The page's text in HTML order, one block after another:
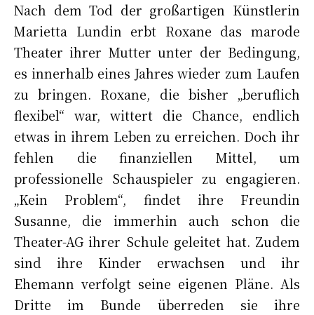
Nach dem Tod der großartigen Künstlerin
Marietta Lundin erbt Roxane das marode
Theater ihrer Mutter unter der Bedingung,
es innerhalb eines Jahres wieder zum Laufen
zu bringen. Roxane, die bisher „beruflich
flexibel“ war, wittert die Chance, endlich
etwas in ihrem Leben zu erreichen. Doch ihr
fehlen die finanziellen Mittel, um
professionelle Schauspieler zu engagieren.
„Kein Problem“, findet ihre Freundin
Susanne, die immerhin auch schon die
Theater-AG ihrer Schule geleitet hat. Zudem
sind ihre Kinder erwachsen und ihr
Ehemann verfolgt seine eigenen Pläne. Als
Dritte im Bunde überreden sie ihre